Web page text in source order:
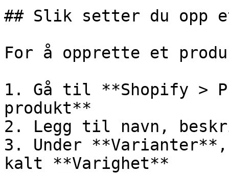
## Slik setter du opp
For å opprette et
1. Gå til **Shopify >
produkt**
2. Legg til navn,
3. Under
kalt **Varighet**